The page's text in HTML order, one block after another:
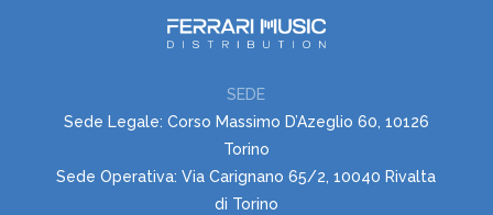
SEDE
Sede Legale: Corso Massimo D’Azeglio 60, 10126
Torino
Sede Operativa: Via Carignano 65/2, 10040 Rivalta
di Torino